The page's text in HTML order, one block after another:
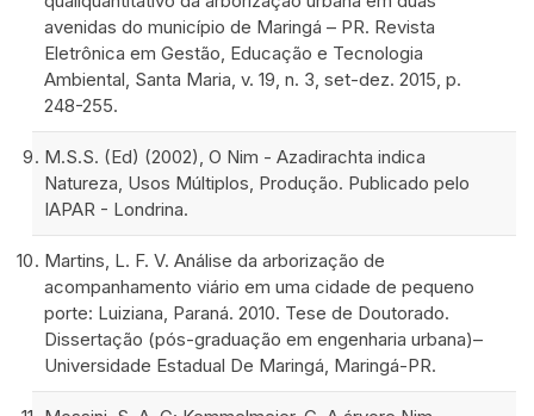
avenidas do município de Maringá – PR. Revista
Eletrônica em Gestão, Educação e Tecnologia
Ambiental, Santa Maria, v. 19, n. 3, set-dez. 2015, p.
248-255.
M.S.S. (Ed) (2002), O Nim - Azadirachta indica
Natureza, Usos Múltiplos, Produção. Publicado pelo
IAPAR - Londrina.
Martins, L. F. V. Análise da arborização de
acompanhamento viário em uma cidade de pequeno
porte: Luiziana, Paraná. 2010. Tese de Doutorado.
Dissertação (pós-graduação em engenharia urbana)–
Universidade Estadual De Maringá, Maringá-PR.